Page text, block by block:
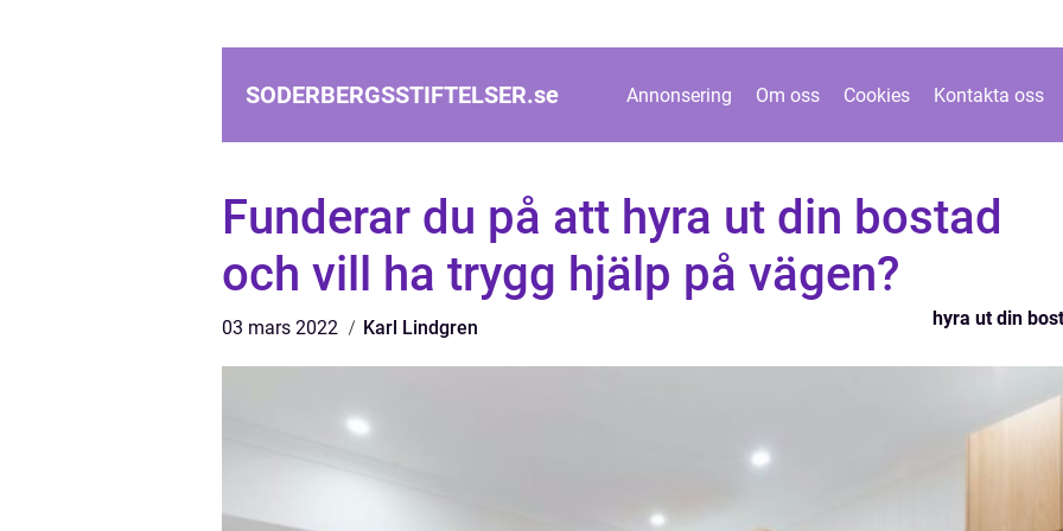
SODERBERGSSTIFTELSER.se Annonsering Om oss Cookies Kontakta oss
Funderar du på att hyra ut din bostad
och vill ha trygg hjälp på vägen?
03 mars 2022 Karl Lindgren hyra ut din